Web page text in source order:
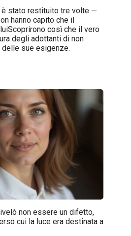
stato restituito tre volte —
hanno capito che il
così che il vero
degli adottanti di non
sue esigenze.
non essere un difetto,
cui la luce era destinata a